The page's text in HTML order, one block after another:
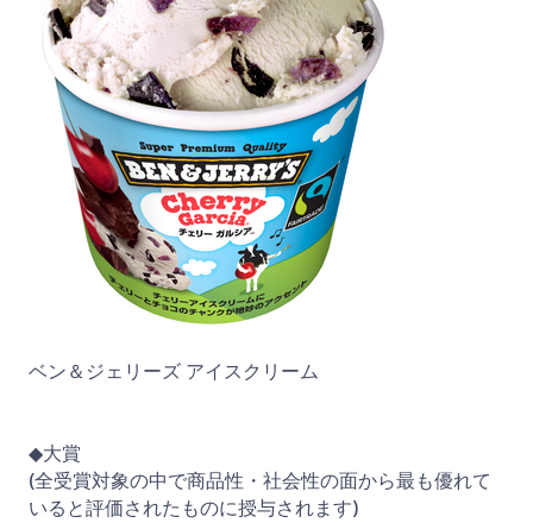
ベン＆ジェリーズ アイスクリーム
◆大賞
(全受賞対象の中で商品性・社会性の面から最も優れて
いると評価されたものに授与されます)